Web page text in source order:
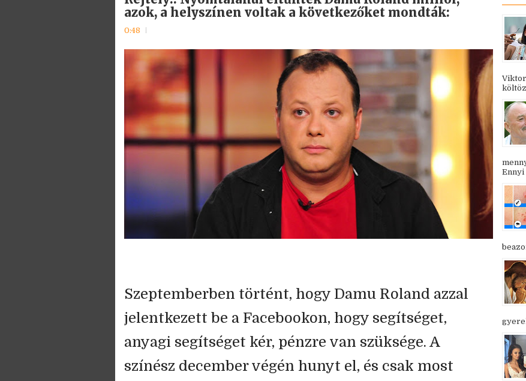
azok, a helyszínen voltak a következőket mondták:
0:48
Szeptemberben történt, hogy Damu Roland azzal
jelentkezett be a Facebookon, hogy segítséget,
anyagi segítséget kér, pénzre van szüksége. A
színész december végén hunyt el, és csak most
Ennyi